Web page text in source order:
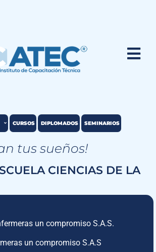
CURSOS DIPLOMADOS SEMINARIOS
tus sueños!
CIENCIAS DE LA
un compromiso S.A.S.
un compromiso S.A.S